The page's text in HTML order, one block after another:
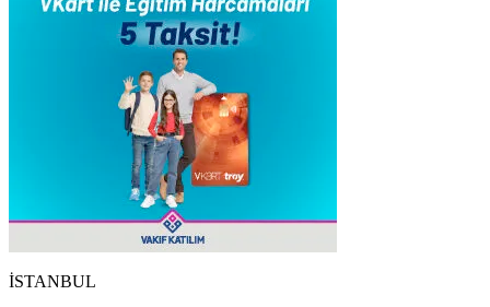
İSTANBUL